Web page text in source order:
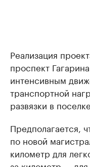
Реализация
проспект
интенсивным
транспортной
развязки в
Предполагается,
по новой
километр для